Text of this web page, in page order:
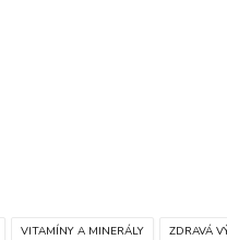
VITAMÍNY A MINERÁLY ZDRAVÁ